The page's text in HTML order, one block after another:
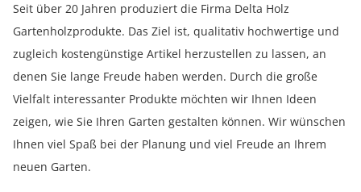
Seit über 20 Jahren produziert die Firma Delta Holz
Gartenholzprodukte. Das Ziel ist, qualitativ hochwertige und
zugleich kostengünstige Artikel herzustellen zu lassen, an
denen Sie lange Freude haben werden. Durch die große
Vielfalt interessanter Produkte möchten wir Ihnen Ideen
zeigen, wie Sie Ihren Garten gestalten können. Wir wünschen
Ihnen viel Spaß bei der Planung und viel Freude an Ihrem
neuen Garten.